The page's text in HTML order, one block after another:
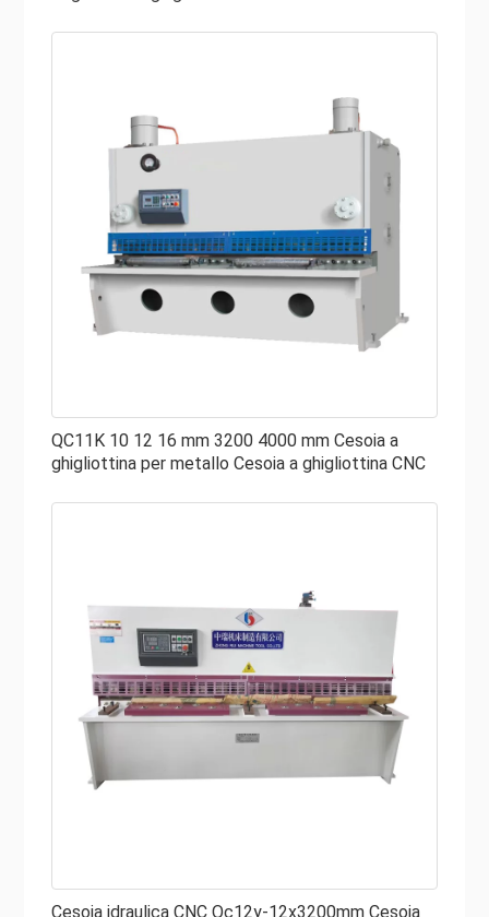
riferisce al materiale della lamiera di acciaio Q235
massimo di taglio diminuisce. Per la cesoia idraulica con
spessore massimo di taglio di 16 mm, lo spessore di
taglio della piastra Q345 è di 13 mm, mentre per la
capacità di taglio di 8 mm della piastra in acciaio Q235,
per la piastra Q345 lo spessore è di 6 mm.
QC11K 10 12 16 mm 3200 4000 mm Cesoia a
ghigliottina per metallo Cesoia a ghigliottina CNC
Cesoia idraulica CNC Qc12y-12x3200mm Cesoia